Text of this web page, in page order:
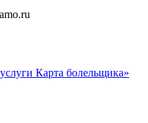
Карта болельщика»